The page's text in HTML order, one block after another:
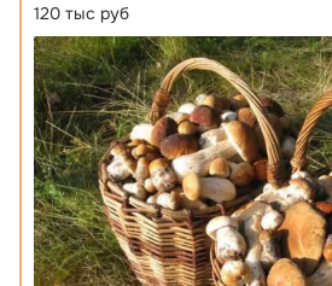
120 тыс руб